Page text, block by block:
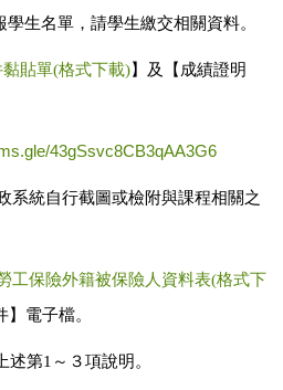
學生名單，請學生繳交相關資料。
貼單(格式下載)】 及【成績證明
43gSsvc8CB3qAA3G6
系統自行截圖或檢附與課程相關之
工保險外籍被保險人資料表(格式下
】電子檔。
述第1～３項說明。